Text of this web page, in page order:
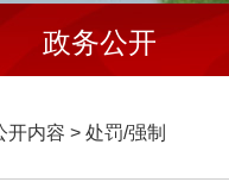
政务公开
开内容 > 处罚/强制